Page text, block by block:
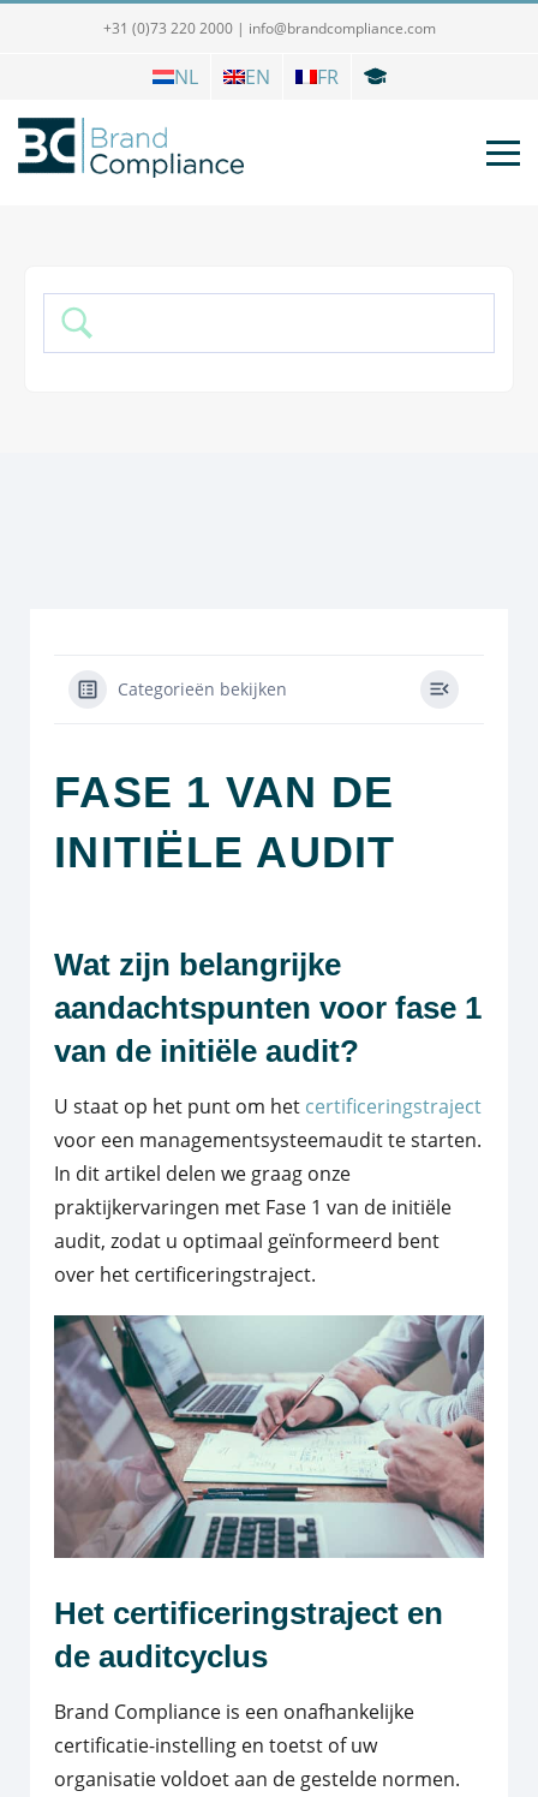
+31 (0)73 220 2000 | info@brandcompliance.com
NL EN FR
Categorieën bekijken
FASE 1 VAN DE
INITIËLE AUDIT
Wat zijn belangrijke
aandachtspunten voor fase 1
van de initiële audit?
U staat op het punt om het certificeringstraject
voor een managementsysteemaudit te starten.
In dit artikel delen we graag onze
praktijkervaringen met Fase 1 van de initiële
audit, zodat u optimaal geïnformeerd bent
over het certificeringstraject.
Het certificeringstraject en
de auditcyclus
Brand Compliance is een onafhankelijke
certificatie-instelling en toetst of uw
organisatie voldoet aan de gestelde normen.